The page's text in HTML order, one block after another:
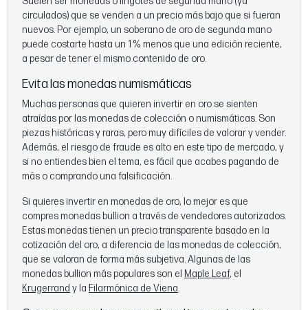
circulados) que se venden a un precio más bajo que si fueran
nuevos. Por ejemplo, un soberano de oro de segunda mano
puede costarte hasta un 1 % menos que una edición reciente,
a pesar de tener el mismo contenido de oro.
Evita las monedas numismáticas
Muchas personas que quieren invertir en oro se sienten
atraídas por las monedas de colección o numismáticas. Son
piezas históricas y raras, pero muy difíciles de valorar y vender.
Además, el riesgo de fraude es alto en este tipo de mercado, y
si no entiendes bien el tema, es fácil que acabes pagando de
más o comprando una falsificación.
Si quieres invertir en monedas de oro, lo mejor es que
compres monedas bullion a través de vendedores autorizados.
Estas monedas tienen un precio transparente basado en la
cotización del oro, a diferencia de las monedas de colección,
que se valoran de forma más subjetiva. Algunas de las
monedas bullion más populares son el Maple Leaf, el
Krugerrand y la Filarmónica de Viena.